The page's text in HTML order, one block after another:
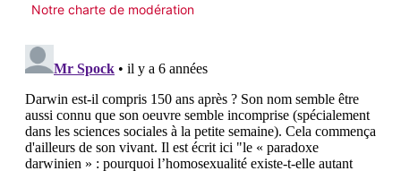
Notre charte de modération